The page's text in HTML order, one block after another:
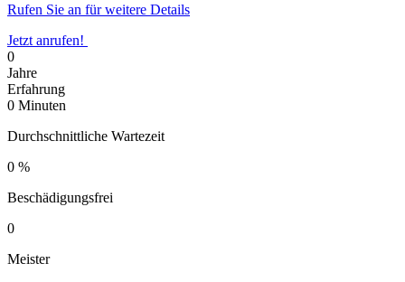
Rufen Sie an für weitere Details
Jetzt anrufen!
0
Jahre
Erfahrung
0 Minuten
Durchschnittliche Wartezeit
0 %
Beschädigungsfrei
0
Meister